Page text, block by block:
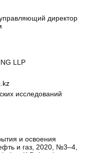
директор
LLP
исследований
и освоения
и газ, 2020, №3–4,